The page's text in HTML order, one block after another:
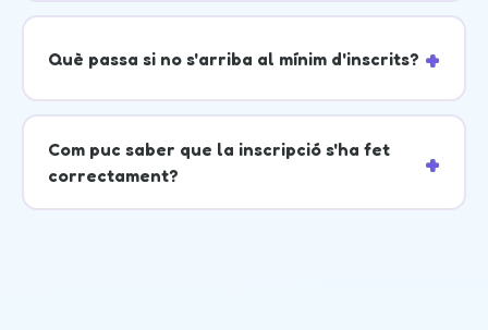
Què passa si no s'arriba al mínim d'inscrits?
Com puc saber que la inscripció s'ha fet
correctament?